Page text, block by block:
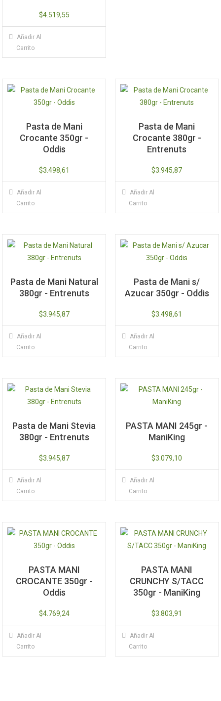
$4.519,55
Añadir Al
Carrito
Pasta de Mani
Crocante 350gr -
Oddis
$3.498,61
Añadir Al
Carrito
Pasta de Mani
Crocante 380gr -
Entrenuts
$3.945,87
Añadir Al
Carrito
Pasta de Mani Natural
380gr - Entrenuts
$3.945,87
Añadir Al
Carrito
Pasta de Mani s/
Azucar 350gr - Oddis
$3.498,61
Añadir Al
Carrito
Pasta de Mani Stevia
380gr - Entrenuts
$3.945,87
Añadir Al
Carrito
PASTA MANI 245gr -
ManiKing
$3.079,10
Añadir Al
Carrito
PASTA MANI
CROCANTE 350gr -
Oddis
$4.769,24
Añadir Al
Carrito
PASTA MANI
CRUNCHY S/TACC
350gr - ManiKing
$3.803,91
Añadir Al
Carrito